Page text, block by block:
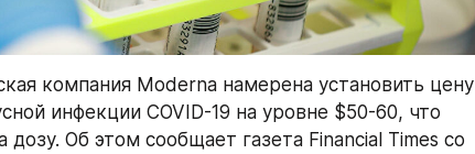
компания Moderna намерена установить цену
инфекции COVID-19 на уровне $50-60, что
Об этом сообщает газета Financial Times со